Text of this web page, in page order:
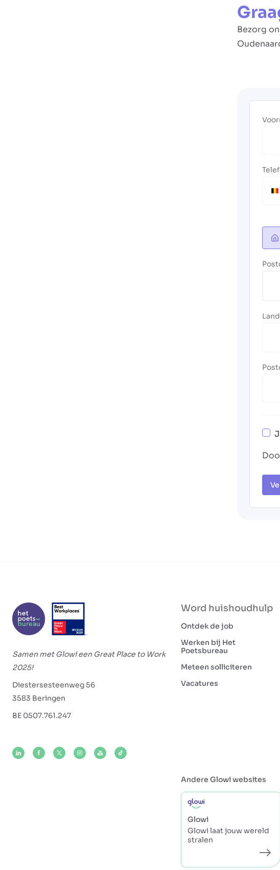
Bezorg
Land
Samen met Glowi een Great Place to Work
2025!
Diestersesteenweg 56
3583 Beringen
BE 0507.761.247
Word huishoudhulp
Ontdek de job
Werken bij Het
Poetsbureau
Meteen solliciteren
Vacatures
Andere Glowi websites
Glowi
Glowi laat jouw wereld
stralen